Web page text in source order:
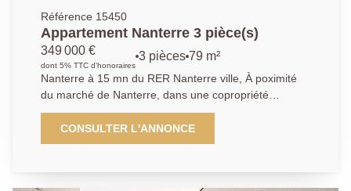
Référence 15450
Appartement Nanterre 3 pièce(s)
349 000 €
dont 5% TTC d'honoraires
3 pièces 79 m²
Nanterre à 15 mn du RER Nanterre ville, À poximité
du marché de Nanterre, dans une copropriété
familiale avec gardien, pocédant de nombreux
espaces verts. Cet appartement traversant de 79 m²
d'une très belle luminosité. Il se compose d'une belle
CONSULTER L'ANNONCE